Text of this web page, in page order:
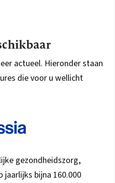
actueel. Hieronder staan
die voor u wellicht
gezondheidszorg,
jaarlijks bijna 160.000